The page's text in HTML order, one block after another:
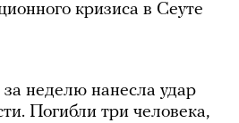
кризиса в Сеуте
за неделю нанесла удар
Погибли три человека,